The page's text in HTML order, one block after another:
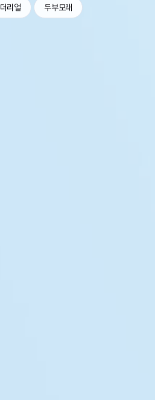
더리얼 두부모래